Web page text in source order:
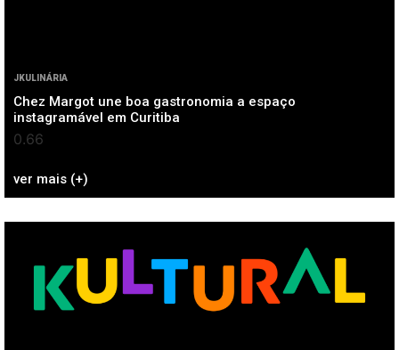
JKULINÁRIA
Chez Margot une boa gastronomia a espaço
instagramável em Curitiba
ver mais (+)